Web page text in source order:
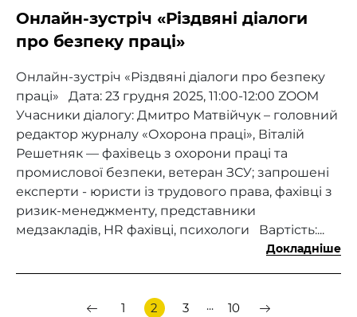
Онлайн-зустріч «Різдвяні діалоги
про безпеку праці»
Онлайн-зустріч «Різдвяні діалоги про безпеку
праці» Дата: 23 грудня 2025, 11:00-12:00 ZOOM
Учасники діалогу: Дмитро Матвійчук – головний
редактор журналу «Охорона праці», Віталій
Решетняк — фахівець з охорони праці та
промислової безпеки, ветеран ЗСУ; запрошені
експерти - юристи із трудового права, фахівці з
ризик-менеджменту, представники
медзакладів, HR фахівці, психологи Вартість:...
Докладніше
1 2 3 ... 10